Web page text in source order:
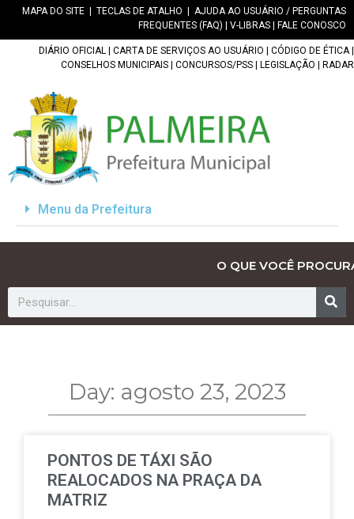
MAPA DO SITE TECLAS DE ATALHO
AJUDA AO USUÁRIO / PERGUNTAS
FREQUENTES (FAQ)
V-LIBRAS FALE CONOSCO
DIÁRIO OFICIAL CARTA DE SERVIÇOS AO USUÁRIO CÓDIGO DE ÉTICA|
CONSELHOS MUNICIPAIS
CONCURSOS/PSS LEGISLAÇÃO RADAR
Menu da Prefeitura
O QUE VOCÊ
Day: agosto 23, 2023
PONTOS DE TÁXI SÃO
REALOCADOS NA PRAÇA DA
MATRIZ